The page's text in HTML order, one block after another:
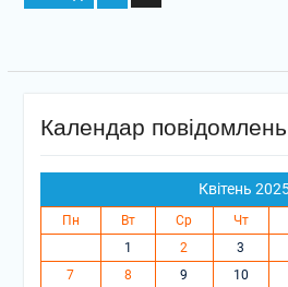
записів
Календар повідомлень
Квітень
Пн Вт Ср Чт
1
2 3
7
8 9 10